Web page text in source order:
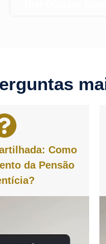
Como
da Pensão